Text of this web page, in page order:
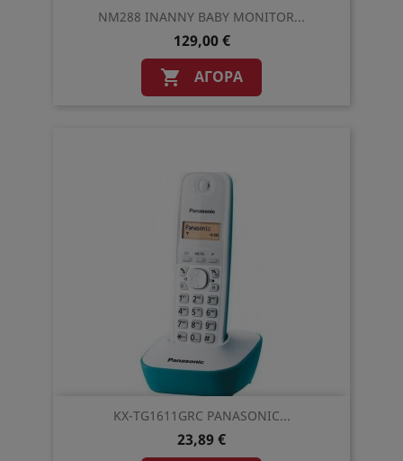
NM288 INANNY BABY MONITOR...
129,00 €
 ΑΓΟΡΆ
KX-TG1611GRC PANASONIC...
23,89 €